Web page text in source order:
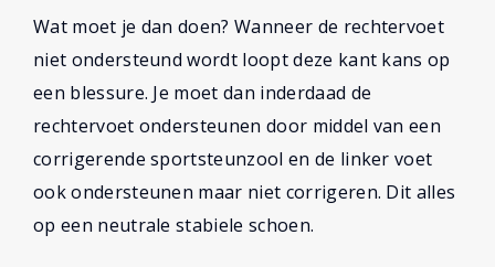
Wat moet je dan doen? Wanneer de rechtervoet
niet ondersteund wordt loopt deze kant kans op
een blessure. Je moet dan inderdaad de
rechtervoet ondersteunen door middel van een
corrigerende sportsteunzool en de linker voet
ook ondersteunen maar niet corrigeren. Dit alles
op een neutrale stabiele schoen.